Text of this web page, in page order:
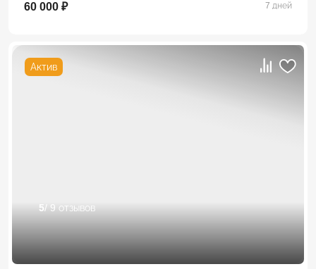
60 000 ₽ 7 дней
Актив
5/ 9 отзывов